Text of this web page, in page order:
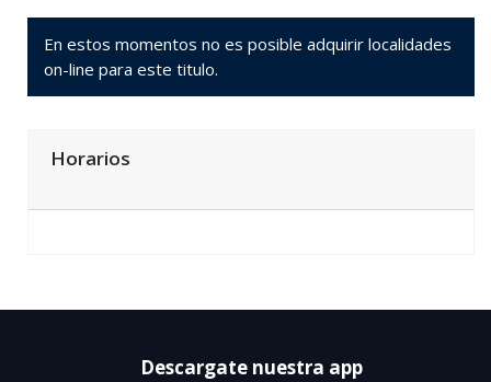
En estos momentos no es posible adquirir localidades
on-line para este titulo.
Horarios
Descargate nuestra app